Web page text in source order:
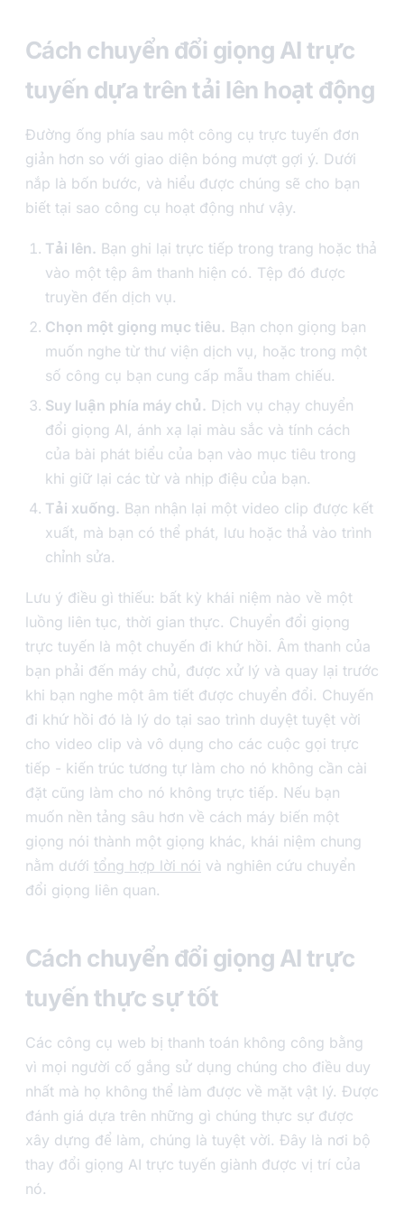
Cách chuyển đổi giọng AI trực
tuyến dựa trên tải lên hoạt động
Đường ống phía sau một công cụ trực tuyến đơn
giản hơn so với giao diện bóng mượt gợi ý. Dưới
nắp là bốn bước, và hiểu được chúng sẽ cho bạn
biết tại sao công cụ hoạt động như vậy.
Tải lên. Bạn ghi lại trực tiếp trong trang hoặc thả
vào một tệp âm thanh hiện có. Tệp đó được
truyền đến dịch vụ.
Chọn một giọng mục tiêu. Bạn chọn giọng bạn
muốn nghe từ thư viện dịch vụ, hoặc trong một
số công cụ bạn cung cấp mẫu tham chiếu.
Suy luận phía máy chủ. Dịch vụ chạy chuyển
đổi giọng AI, ánh xạ lại màu sắc và tính cách
của bài phát biểu của bạn vào mục tiêu trong
khi giữ lại các từ và nhịp điệu của bạn.
Tải xuống. Bạn nhận lại một video clip được kết
xuất, mà bạn có thể phát, lưu hoặc thả vào trình
chỉnh sửa.
Lưu ý điều gì thiếu: bất kỳ khái niệm nào về một
luồng liên tục, thời gian thực. Chuyển đổi giọng
trực tuyến là một chuyến đi khứ hồi. Âm thanh của
bạn phải đến máy chủ, được xử lý và quay lại trước
khi bạn nghe một âm tiết được chuyển đổi. Chuyến
đi khứ hồi đó là lý do tại sao trình duyệt tuyệt vời
cho video clip và vô dụng cho các cuộc gọi trực
tiếp - kiến trúc tương tự làm cho nó không cần cài
đặt cũng làm cho nó không trực tiếp. Nếu bạn
muốn nền tảng sâu hơn về cách máy biến một
giọng nói thành một giọng khác, khái niệm chung
nằm dưới tổng hợp lời nói và nghiên cứu chuyển
đổi giọng liên quan.
Cách chuyển đổi giọng AI trực
tuyến thực sự tốt
Các công cụ web bị thanh toán không công bằng
vì mọi người cố gắng sử dụng chúng cho điều duy
nhất mà họ không thể làm được về mặt vật lý. Được
đánh giá dựa trên những gì chúng thực sự được
xây dựng để làm, chúng là tuyệt vời. Đây là nơi bộ
thay đổi giọng AI trực tuyến giành được vị trí của
nó.